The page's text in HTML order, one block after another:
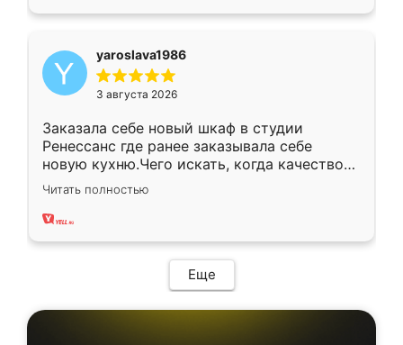
yaroslava1986
3 августа 2026
Заказала себе новый шкаф в студии
Ренессанс где ранее заказывала себе
новую кухню.Чего искать, когда качеством
вполне довольна. Служит кухня уже почти
два года, нареканий нет.
Читать полностью
Еще